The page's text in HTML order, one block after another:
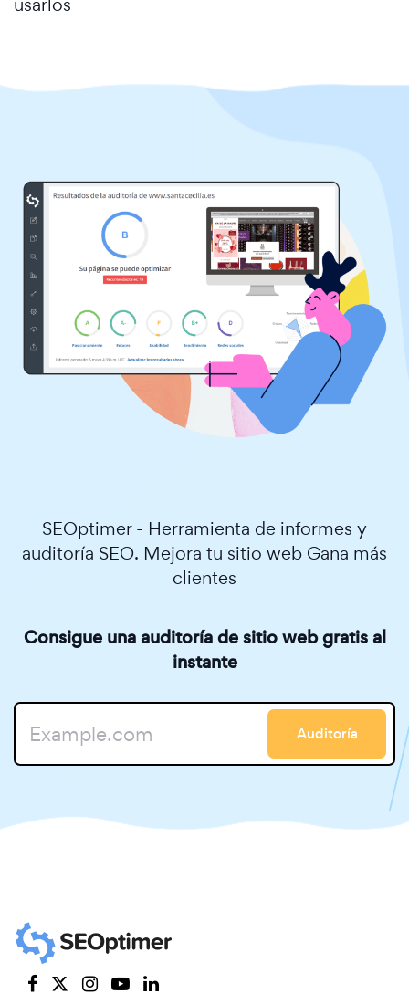
SEOptimer - Herramienta de informes y
auditoría SEO. Mejora tu sitio web Gana más
clientes
Consigue una auditoría de sitio web gratis al
instante
Auditoría